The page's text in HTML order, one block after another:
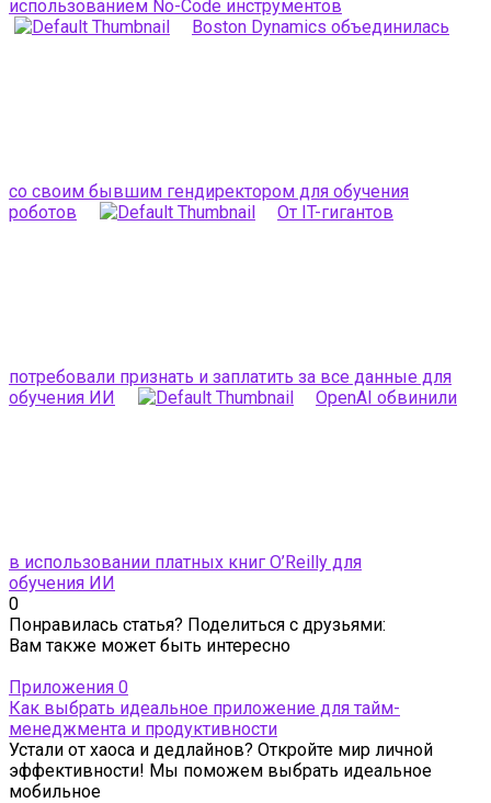
использованием No-Code инструментов
Boston Dynamics объединилась
со своим бывшим гендиректором для обучения
роботов
От IT-гигантов
потребовали признать и заплатить за все данные для
обучения ИИ
OpenAI обвинили
в использовании платных книг O’Reilly для
обучения ИИ
0
Понравилась статья? Поделиться с друзьями:
Вам также может быть интересно
Приложения 0
Как выбрать идеальное приложение для тайм-
менеджмента и продуктивности
Устали от хаоса и дедлайнов? Откройте мир личной
эффективности! Мы поможем выбрать идеальное
мобильное